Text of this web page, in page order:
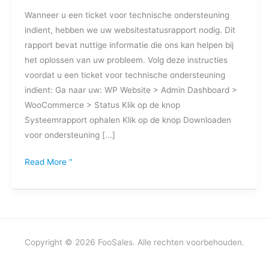
Wanneer u een ticket voor technische ondersteuning
indient, hebben we uw websitestatusrapport nodig. Dit
rapport bevat nuttige informatie die ons kan helpen bij
het oplossen van uw probleem. Volg deze instructies
voordat u een ticket voor technische ondersteuning
indient: Ga naar uw: WP Website > Admin Dashboard >
WooCommerce > Status Klik op de knop
Systeemrapport ophalen Klik op de knop Downloaden
voor ondersteuning [...]
een
statusrapport
van
mijn
website?
Read More "
Copyright © 2026 FooSales. Alle rechten voorbehouden.